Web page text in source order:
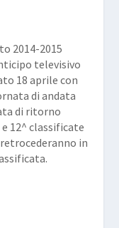
2014-2015
televisivo
18 aprile con
di andata
di ritorno
12^ classificate
in